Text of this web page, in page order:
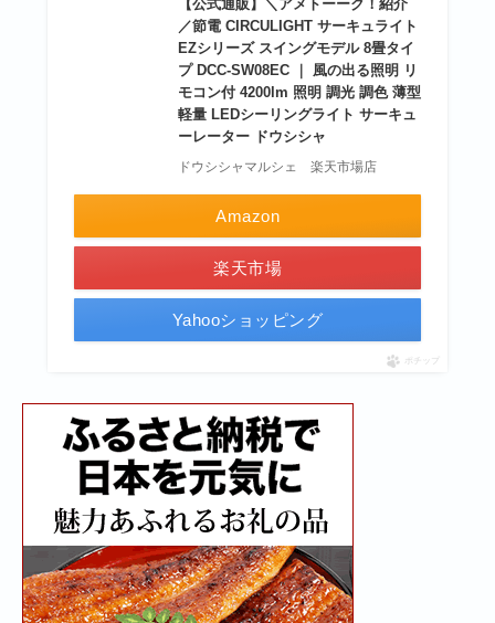
【公式通販】＼アメトーーク！紹介
／節電 CIRCULIGHT サーキュライト
EZシリーズ スイングモデル 8畳タイ
プ DCC-SW08EC ｜ 風の出る照明 リ
モコン付 4200lm 照明 調光 調色 薄型
軽量 LEDシーリングライト サーキュ
ーレーター ドウシシャ
ドウシシャマルシェ 楽天市場店
Amazon
楽天市場
Yahooショッピング
ポチップ